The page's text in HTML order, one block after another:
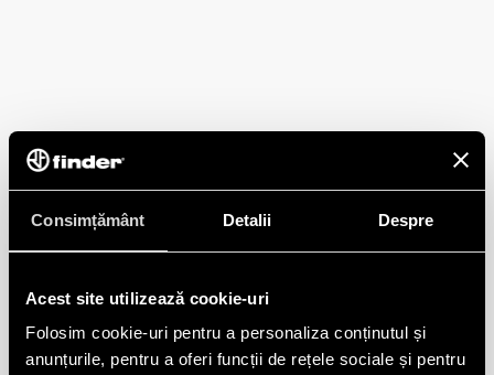
Consimțământ Detalii Despre
Acest site utilizează cookie-uri
Folosim cookie-uri pentru a personaliza conținutul și
anunțurile, pentru a oferi funcții de rețele sociale și pentru